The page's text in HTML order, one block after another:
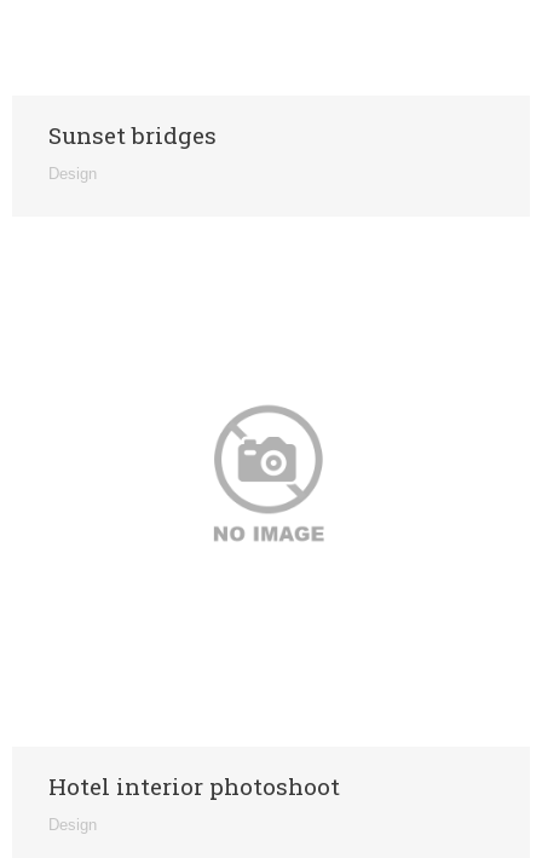
Sunset bridges
Design
Hotel interior photoshoot
Design